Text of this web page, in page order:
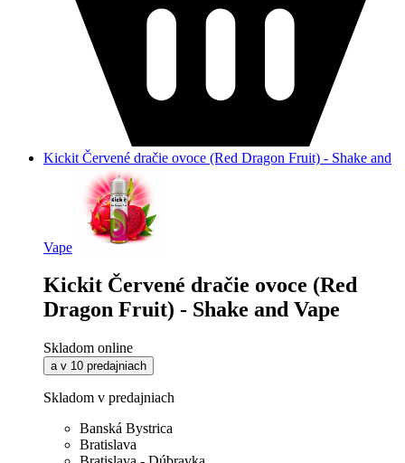
Kickit Červené dračie ovoce (Red Dragon Fruit) - Shake and
Vape
Kickit Červené dračie ovoce (Red
Dragon Fruit) - Shake and Vape
Skladom online
a v 10 predajniach
Skladom v predajniach
Banská Bystrica
Bratislava